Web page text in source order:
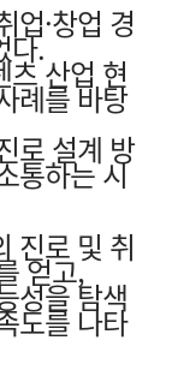
업·창업 경
다.
츠 산업 현
례를 바탕
로 설계 방
통하는 시
진로 및 취
얻고,
성을 탐색
도를 나타